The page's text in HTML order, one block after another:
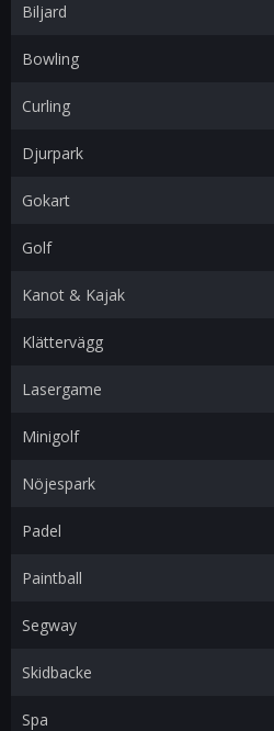
Biljard
Bowling
Curling
Djurpark
Gokart
Golf
Kanot & Kajak
Klättervägg
Lasergame
Minigolf
Nöjespark
Padel
Paintball
Segway
Skidbacke
Spa